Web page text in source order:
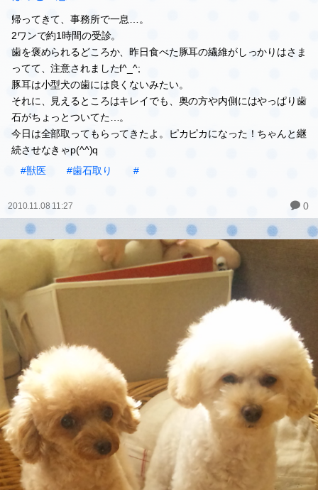
帰ってきて、事務所で一息…。
2ワンで約1時間の受診。
歯を褒められるどころか、昨日食べた豚耳の繊維がしっかりはさま
ってて、注意されましたf^_^;
豚耳は小型犬の歯には良くないみたい。
それに、見えるところはキレイでも、奥の方や内側にはやっぱり歯
石がちょっとついてた…。
今日は全部取ってもらってきたよ。ピカピカになった！ちゃんと継
続させなきゃp(^^)q
#獣医
#歯石取り #
2010.11.08 11:27 0